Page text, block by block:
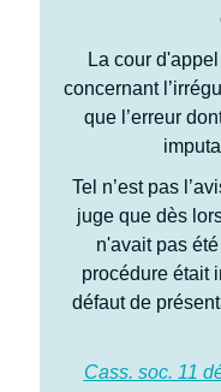
La cour
concernant
que l’erreur
Tel n’est pas
juge que dès
n'avait pas
procédure était
défaut de
Cass. soc. 11